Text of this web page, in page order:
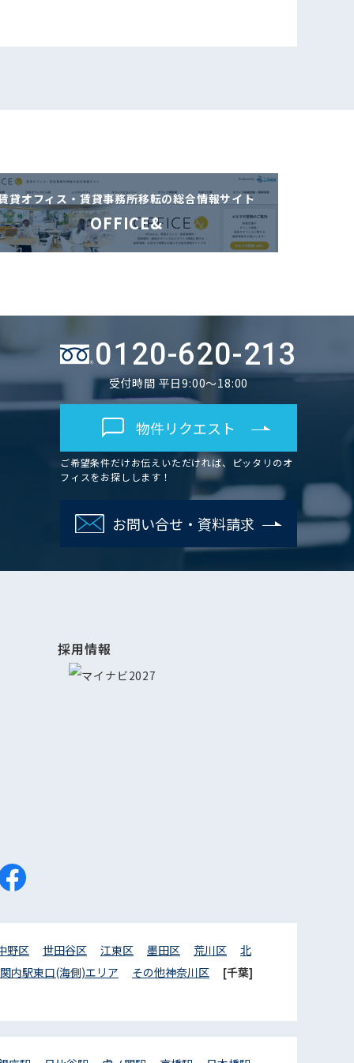
貸オフィス・賃貸事務所移転の総合情報サイト
OFFICE&
0120-620-213
受付時間 平日9:00～18:00
物件リクエスト
ご希望条件だけお伝えいただければ、ピッタリのオ
フィスをお探しします！
お問い合せ・資料請求
採用情報
野区 世田谷区 江東区 墨田区 荒川区
北
関内駅東口(海側)エリア その他神奈川区
[千葉]